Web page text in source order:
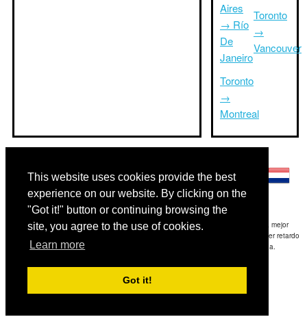
This website uses cookies provide the best
experience on our website. By clicking on the
"Got it!" button or continuing browsing the
site, you agree to the use of cookies.
Learn more
Got it!
Aires
→ Río
De
Janeiro
Toronto
→
Montreal
Toronto
→
Vancouver
Exención de responsabilidad: La información mostrada en este sitio es nuestra mejor
estimación y sólo para su referencia.TripTimeTo.com no es responsable de cualquier retardo
de ida y / o consiguientes daños resultaron de la información proporcionada.
Copyright 2015-2026
Contact Usfor feedback.